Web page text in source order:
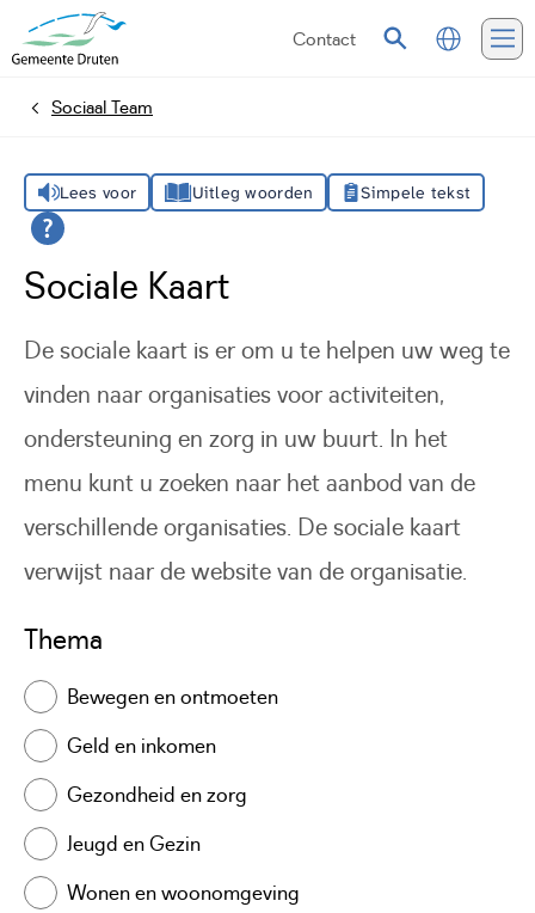
Contact
ZoekenVertalen
HomeSociaal Team
Lees voor Uitleg woorden Simpele tekst
Sociale Kaart
De sociale kaart is er om u te helpen uw weg te
vinden naar organisaties voor activiteiten,
ondersteuning en zorg in uw buurt. In het
menu kunt u zoeken naar het aanbod van de
verschillende organisaties. De sociale kaart
verwijst naar de website van de organisatie.
Thema
Bewegen en ontmoeten
Geld en inkomen
Gezondheid en zorg
Jeugd en Gezin
Wonen en woonomgeving